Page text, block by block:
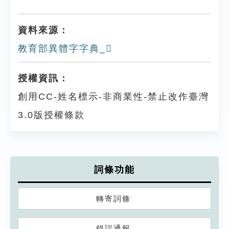
資料來源：
教育部異體字字典_𨉔
授權資訊：
創用CC-姓名標示-非商業性-禁止改作臺灣
3.0版授權條款
詞條功能
轉寄詞條